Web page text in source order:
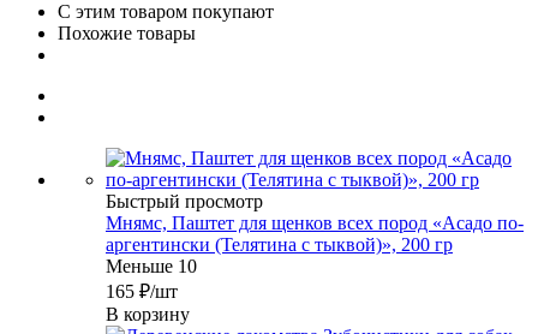
С этим товаром покупают
Похожие товары
Быстрый просмотр
Мнямс, Паштет для щенков всех пород «Асадо по-
аргентински (Телятина с тыквой)», 200 гр
Меньше 10
165 ₽/шт
В корзину